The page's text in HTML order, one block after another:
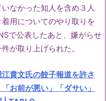
なかった知人を含め３人
用についてのやり取りを
で公表したあと、嫌がらせ
が取り上げられた。
貴文氏の餃子報道を許さ
お前が悪い」「ダサい」